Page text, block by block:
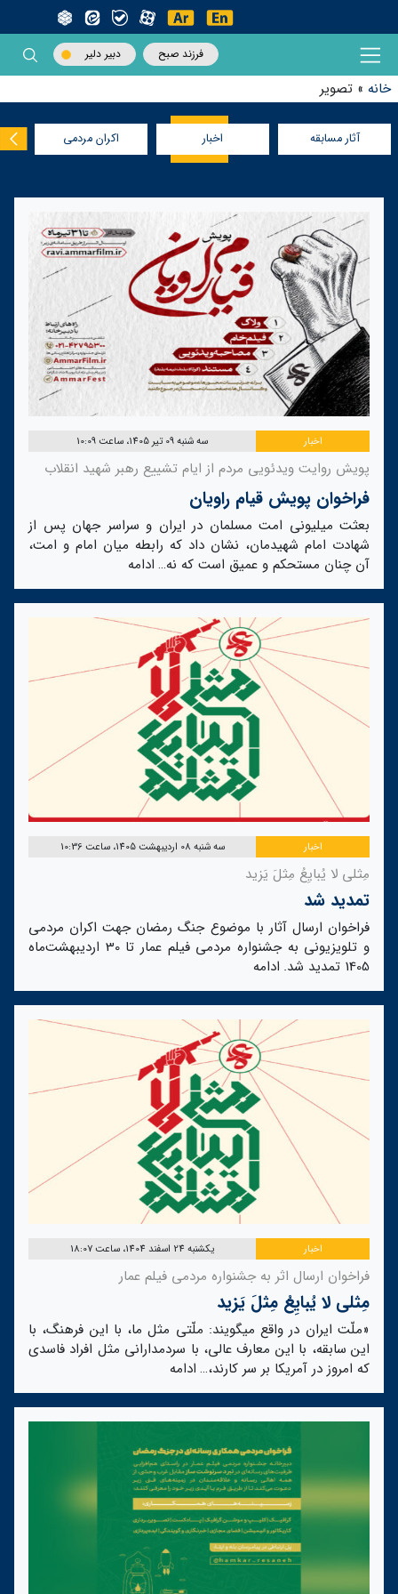
فرزند صبح دبیر دلیر
خانه » تصویر
آثار مسابقه اخبار اکران مردمی
اخبار سه شنبه 09 تیر 1405، ساعت 10:09
پویش روایت ویدئویی مردم از ایام تشییع رهبر شهید انقلاب
فراخوان پویش قیام راویان
بعثت میلیونی امت مسلمان در ایران و سراسر جهان پس از
شهادت امام شهیدمان، نشان داد که رابطه میان امام و امت،
آن چنان مستحکم و عمیق است که نه… ادامه
اخبار سه شنبه 08 اردیبهشت 1405، ساعت 10:36
مِثلی لا یُبایِعُ مِثلَ یَزید
تمدید شد
فراخوان ارسال آثار با موضوع جنگ رمضان جهت اکران مردمی
و تلویزیونی به جشنواره مردمی فیلم عمار تا 30 اردیبهشت‌ماه
1405 تمدید شد.
ادامه
اخبار یکشنبه 24 اسفند 1404، ساعت 18:07
فراخوان ارسال اثر به جشنواره مردمی فیلم عمار
مِثلی لا یُبایِعُ مِثلَ یَزید
«ملّت ایران در واقع میگویند: ملّتی مثل ما، با این فرهنگ، با
این سابقه، با این معارف عالی، با سردمدارانی مثل افراد فاسدی
که امروز در آمریکا بر سر کارند،… ادامه